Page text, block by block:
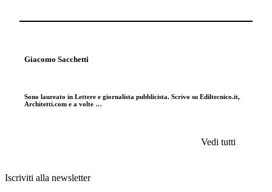
Giacomo Sacchetti
Sono laureato in Lettere e giornalista pubblicista. Scrivo su Ediltecnico.it,
Architetti.com e a volte …
Vedi tutti
Iscriviti alla newsletter